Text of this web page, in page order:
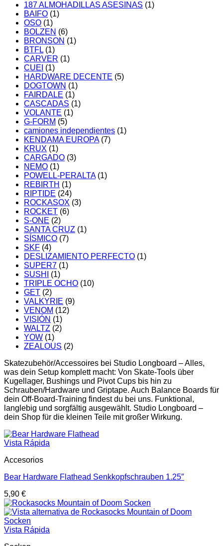
187 ALMOHADILLAS ASESINAS (1)
BAIFO (1)
OSO (1)
BOLZEN (6)
BRONSON (1)
BTFL (1)
CARVER (1)
CUEI (1)
HARDWARE DECENTE (5)
DOGTOWN (1)
FAIRDALE (1)
CASCADAS (1)
VOLANTE (1)
G-FORM (5)
camiones independientes (1)
KENDAMA EUROPA (7)
KRUX (1)
CARGADO (3)
NEMO (1)
POWELL-PERALTA (1)
REBIRTH (1)
RIPTIDE (24)
ROCKASOX (3)
ROCKET (6)
S-ONE (2)
SANTA CRUZ (1)
SÍSMICO (7)
SKF (4)
DESLIZAMIENTO PERFECTO (1)
SUPER7 (1)
SUSHI
(1)
TRIPLE OCHO (10)
GET (2)
VALKYRIE (9)
VENOM (12)
VISIÓN (1)
WALTZ (2)
YOW (1)
ZEALOUS (2)
Skatezubehör/Accessoires bei Studio Longboard – Alles,
was dein Setup komplett macht: Von Skate-Tools über
Kugellager, Bushings und Pivot Cups bis hin zu
Schrauben/Hardware und Griptape. Auch Balance Boards für
dein Off-Board-Training findest du bei uns. Funktional,
langlebig und sorgfältig ausgewählt. Studio Longboard –
dein Shop für die kleinen Teile mit großer Wirkung.
Vista Rápida
Accesorios
Bear Hardware Flathead Senkkopfschrauben 1.25″
5,90 €
Vista Rápida